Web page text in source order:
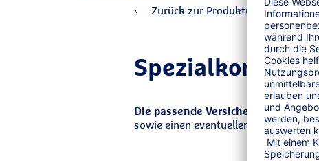
Zurück zur Produktübersicht
Spezial­konzept
Die passende
sowie einen eventuellen finanziellen